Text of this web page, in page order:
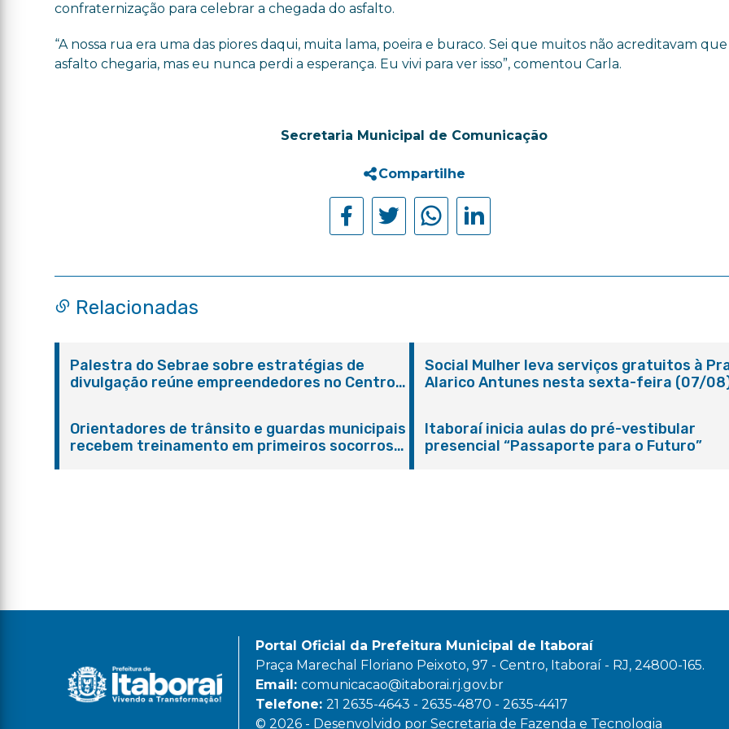
confraternização para celebrar a chegada do asfalto.
“A nossa rua era uma das piores daqui, muita lama, poeira e buraco. Sei que muitos não acreditavam
asfalto chegaria, mas eu nunca perdi a esperança. Eu vivi para ver isso”, comentou Carla.
Secretaria Municipal de Comunicação
Compartilhe
Relacionadas
Palestra do Sebrae sobre estratégias de
divulgação reúne empreendedores no Centro
Social Mulher leva serviços gratuitos à
Alarico Antunes nesta sexta-feira (07/
Orientadores de trânsito e guardas municipais
recebem treinamento em primeiros socorros
Itaboraí inicia aulas do pré-vestibular
presencial “Passaporte para o Futuro”
Portal Oficial da Prefeitura Municipal de Itaboraí
Praça Marechal Floriano Peixoto, 97 - Centro, Itaboraí - RJ, 24800-165.
Email:comunicacao@itaborai.rj.gov.br
Telefone:21 2635-4643 - 2635-4870 - 2635-4417
© 2026 - Desenvolvido por Secretaria de Fazenda e Tecnologia